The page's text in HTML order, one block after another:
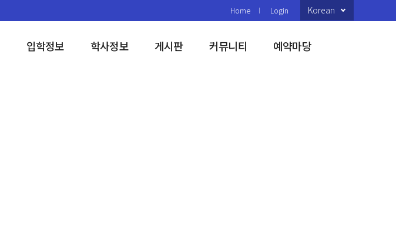
Home Login Korean
입학정보 학사정보 게시판 커뮤니티 예약마당